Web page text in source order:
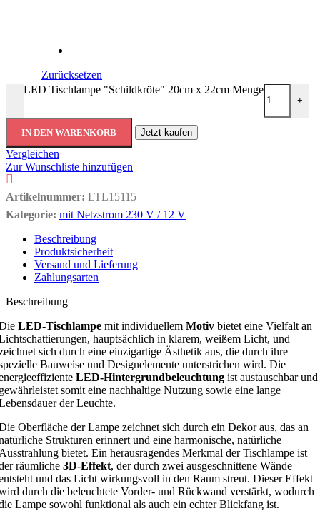
Zurücksetzen
-
LED Tischlampe "Schildkröte" 20cm x 22cm Menge
+
IN DEN WARENKORB Jetzt kaufen
Vergleichen
Zur Wunschliste hinzufügen
Artikelnummer: LTL15115
Kategorie: mit Netzstrom 230 V / 12 V
Beschreibung
Produktsicherheit
Versand und Lieferung
Zahlungsarten
Beschreibung
LED-Tischlampe mit individuellem Motiv bietet eine Vielfalt an
hauptsächlich in klarem, weißem Licht, und
sich durch eine einzigartige Ästhetik aus, die durch ihre
Bauweise und Designelemente unterstrichen wird. Die
LED-Hintergrundbeleuchtung ist austauschbar und
somit eine nachhaltige Nutzung sowie eine lange
der Leuchte.
Oberfläche der Lampe zeichnet sich durch ein Dekor aus, das an
Strukturen erinnert und eine harmonische, natürliche
bietet. Ein herausragendes Merkmal der Tischlampe ist
räumliche 3D-Effekt, der durch zwei ausgeschnittene Wände
und das Licht wirkungsvoll in den Raum streut. Dieser Effekt
durch die beleuchtete Vorder- und Rückwand verstärkt, wodurch
Lampe sowohl funktional als auch ein echter Blickfang ist.